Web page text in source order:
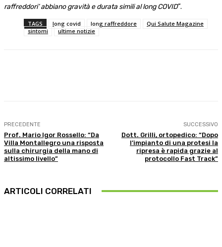
raffreddori’ abbiano gravità e durata simili al long COVID“.
TAGS long covid long raffreddore
Qui Salute Magazine
sintomi
ultime notizie
PRECEDENTE
Prof. Mario Igor Rossello: “Da
Villa Montallegro una risposta
sulla chirurgia della mano di
altissimo livello”
SUCCESSIVO
Dott. Grilli, ortopedico: “Dopo
l’impianto di una protesi la
ripresa è rapida grazie al
protocollo Fast Track”
ARTICOLI CORRELATI